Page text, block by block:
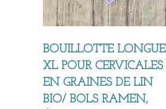
BOUILLOTTE LONGUE
XL POUR CERVICALES
EN GRAINES DE LIN
BIO/ BOLS RAMEN,